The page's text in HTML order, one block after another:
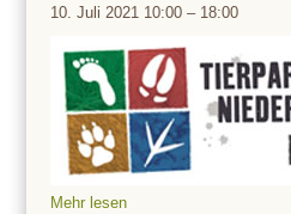
Tierpark
10. Juli 2021 10:00 – 18:00
Mehr lesen